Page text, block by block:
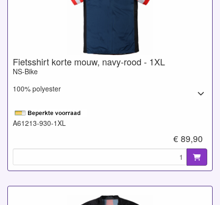
Fietsshirt korte mouw, navy-rood - 1XL
NS-Bike
100% polyester
A61213-930-1XL
€ 89,90